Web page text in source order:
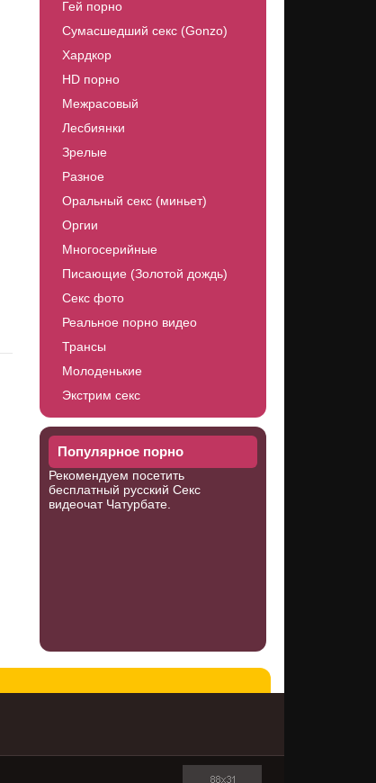
Гей порно
Сумасшедший секс (Gonzo)
Хардкор
HD порно
Межрасовый
Лесбиянки
Зрелые
Разное
Оральный секс (миньет)
Оргии
Многосерийные
Писающие (Золотой дождь)
Секс фото
Реальное порно видео
Трансы
Молоденькие
Экстрим секс
Популярное порно
Рекомендуем посетить
бесплатный русский Секс
видеочат Чатурбате.